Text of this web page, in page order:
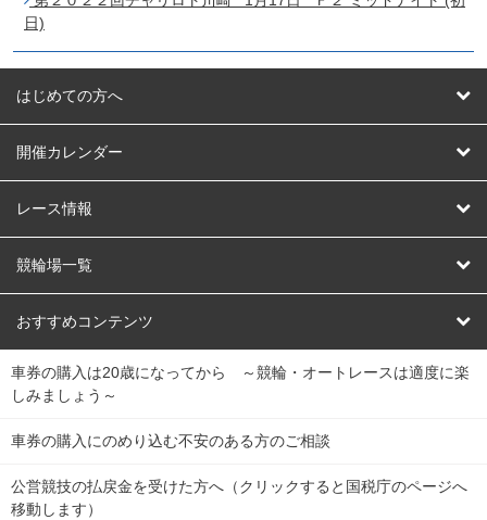
日)
はじめての方へ
はじめての方へ
開催カレンダー
競輪
オートレース
競輪くじ
Dokanto!
チャリロトプラザ
レース情報
レース予想
レース結果
キャリーオーバー一覧
競輪場一覧
北日本 函館競輪場
関
東
弥彦競輪場 前橋競輪場 取手競輪場 宇都宮競輪場
関
小田原競輪場
おすすめコンテンツ
競輪選手情報
Perfecta Navi
netkeirin
車券の購入は20歳になってから ～競輪・オートレースは適度に楽
しみましょう～
車券の購入にのめり込む不安のある方のご相談
公営競技の払戻金を受けた方へ（クリックすると国税庁のページへ
移動します）